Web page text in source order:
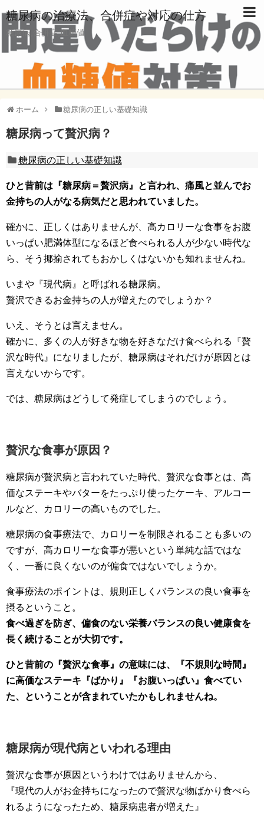
糖尿病の治療法、合併症や対応の仕方
糖尿病,合併症,血糖値
ホーム 糖尿病の正しい基礎知識
糖尿病って贅沢病？
糖尿病の正しい基礎知識
ひと昔前は『糖尿病＝贅沢病』と言われ、痛風と並んでお
金持ちの人がなる病気だと思われていました。
確かに、正しくはありませんが、高カロリーな食事をお腹
いっぱい肥満体型になるほど食べられる人が少ない時代な
ら、そう揶揄されてもおかしくはないかも知れませんね。
いまや『現代病』と呼ばれる糖尿病。
贅沢できるお金持ちの人が増えたのでしょうか？
いえ、そうとは言えません。
確かに、多くの人が好きな物を好きなだけ食べられる『贅
沢な時代』になりましたが、糖尿病はそれだけが原因とは
言えないからです。
では、糖尿病はどうして発症してしまうのでしょう。
贅沢な食事が原因？
糖尿病が贅沢病と言われていた時代、贅沢な食事とは、高
価なステーキやバターをたっぷり使ったケーキ、アルコー
ルなど、カロリーの高いものでした。
糖尿病の食事療法で、カロリーを制限されることも多いの
ですが、高カロリーな食事が悪いという単純な話ではな
く、一番に良くないのが偏食ではないでしょうか。
食事療法のポイントは、規則正しくバランスの良い食事を
摂るということ。
食べ過ぎを防ぎ、偏食のない栄養バランスの良い健康食を
長く続けることが大切です。
ひと昔前の『贅沢な食事』の意味には、『不規則な時間』
に高価なステーキ『ばかり』『お腹いっぱい』食べてい
た、ということが含まれていたかもしれませんね。
糖尿病が現代病といわれる理由
贅沢な食事が原因というわけではありませんから、
『現代の人がお金持ちになったので贅沢な物ばかり食べら
れるようになったため、糖尿病患者が増えた』